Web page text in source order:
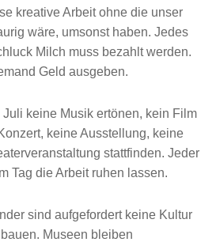
kreative Arbeit ohne die unser
wäre, umsonst haben. Jedes
Milch muss bezahlt werden.
Geld ausgeben.
keine Musik ertönen, kein Film
keine Ausstellung, keine
stattfinden. Jeder
Tag die Arbeit ruhen lassen.
sind aufgefordert keine Kultur
Museen bleiben